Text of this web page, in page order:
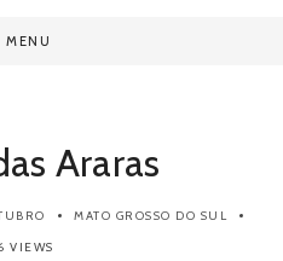
MENU
Araras
MATO GROSSO DO SUL
VIEWS